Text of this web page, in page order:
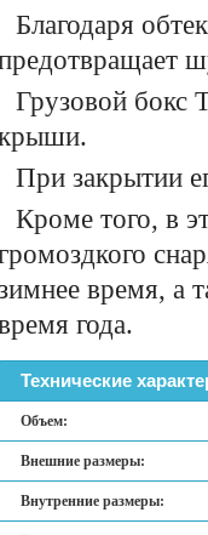
Благодаря
Грузовой бокс
При закрытии
Кроме того, в
время, а
года.
Технические
Объем:
Внешние размеры:
Внутренние размеры: